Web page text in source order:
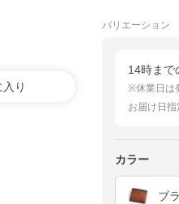
り
バリエーション
14時まで
※休業日は
お届け日指
カラー
ブ